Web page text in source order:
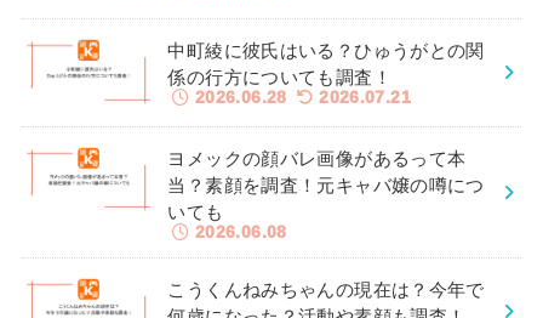
中町綾に彼氏はいる？ひゅうがとの関
係の行方についても調査！
2026.06.28 2026.07.21
ヨメックの顔バレ画像があるって本
当？素顔を調査！元キャバ嬢の噂につ
いても
2026.06.08
こうくんねみちゃんの現在は？今年で